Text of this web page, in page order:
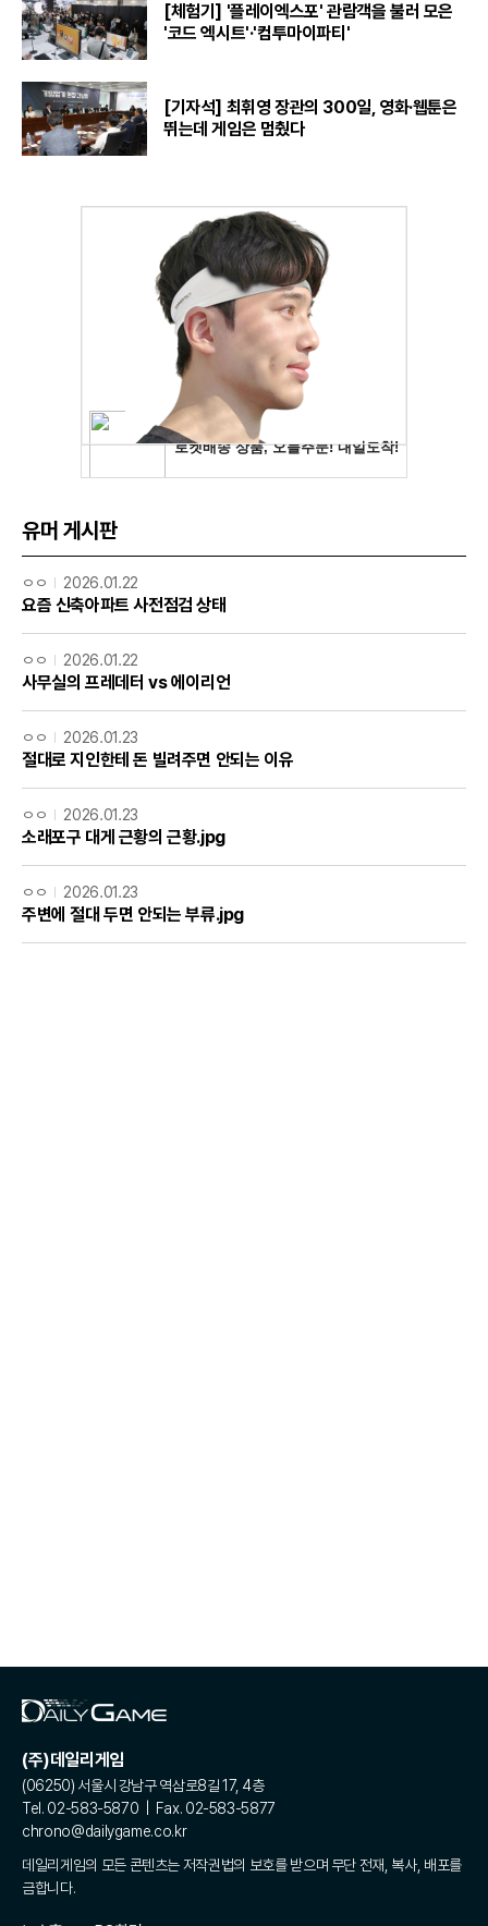
[체험기] '플레이엑스포' 관람객을 불러 모은
'코드 엑시트'·'컴투마이파티'
[기자석] 최휘영 장관의 300일, 영화·웹툰은
뛰는데 게임은 멈췄다
유머 게시판
ㅇㅇ 2026.01.22
요즘 신축아파트 사전점검 상태
ㅇㅇ 2026.01.22
사무실의 프레데터 vs 에이리언
ㅇㅇ 2026.01.23
절대로 지인한테 돈 빌려주면 안되는 이유
ㅇㅇ 2026.01.23
소래포구 대게 근황의 근황.jpg
ㅇㅇ 2026.01.23
주변에 절대 두면 안되는 부류.jpg
(주)데일리게임
(06250) 서울시 강남구 역삼로8길 17, 4층
Tel. 02-583-5870 | Fax. 02-583-5877
chrono@dailygame.co.kr
데일리게임의 모든 콘텐츠는 저작권법의 보호를 받으며 무단 전재, 복사, 배포를
금합니다.